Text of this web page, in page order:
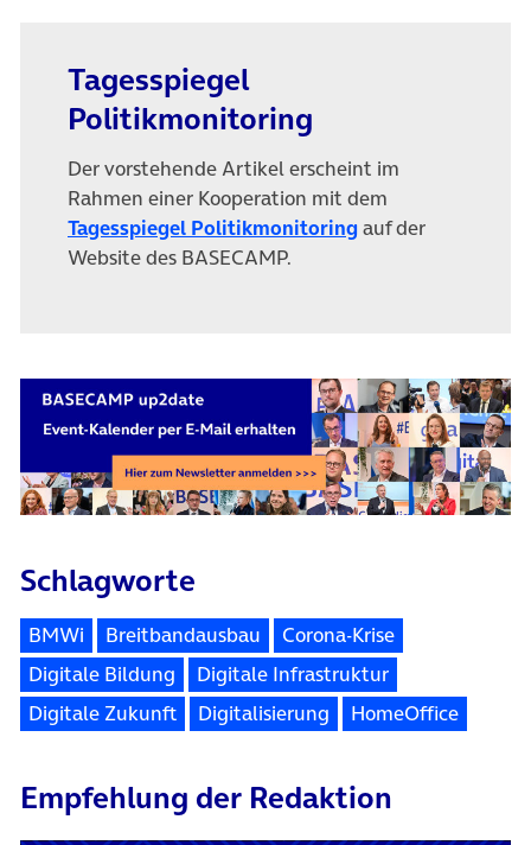
Tagesspiegel
Politikmonitoring
Der vorstehende Artikel erscheint im
Rahmen einer Kooperation mit dem
Tagesspiegel Politikmonitoring(öffnet in neuem
auf der
Website des BASECAMP.
Schlagworte
BMWi Breitbandausbau
Corona-Krise
Digitale Bildung
Digitale Infrastruktur
Digitale Zukunft
Digitalisierung HomeOffice
Empfehlung der Redaktion